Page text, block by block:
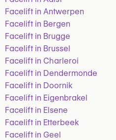
Facelift in Antwerpen
Facelift in Bergen
Facelift in Brugge
Facelift in Brussel
Facelift in Charleroi
Facelift in Dendermonde
Facelift in Doornik
Facelift in Eigenbrakel
Facelift in Elsene
Facelift in Etterbeek
Facelift in Geel